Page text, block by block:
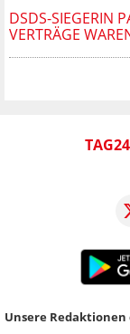
DSDS-SIEGERIN
VERTRÄGE
Unsere